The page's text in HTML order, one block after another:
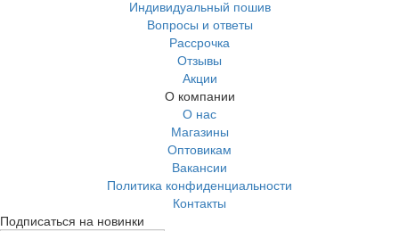
Индивидуальный пошив
Вопросы и ответы
Рассрочка
Отзывы
Акции
О компании
О нас
Магазины
Оптовикам
Вакансии
Политика конфиденциальности
Контакты
Подписаться на новинки